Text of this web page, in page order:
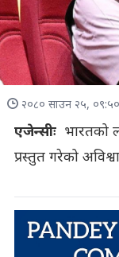
२०८० साउन २५, ०९:५०
एजेन्सीःभारतको
प्रस्तुत गरेको